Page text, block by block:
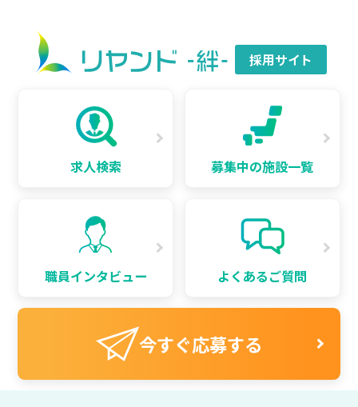
採用サイト
求人検索 募集中の施設一覧
職員インタビュー よくあるご質問
今すぐ応募する